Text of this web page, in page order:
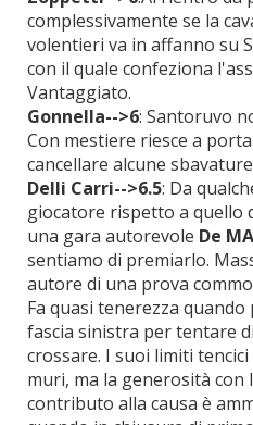
complessivamente se la
volentieri va in affanno su
con il quale confeziona
Vantaggiato.
Gonnella-->6: Santoruvo
Con mestiere riesce a
cancellare alcune
Delli Carri-->6.5: Da
giocatore rispetto a quello
una gara autorevole De
sentiamo di premiarlo.
autore di una prova
Fa quasi tenerezza
fascia sinistra per tentare
crossare. I suoi limiti
muri, ma la generosità con
contributo alla causa è